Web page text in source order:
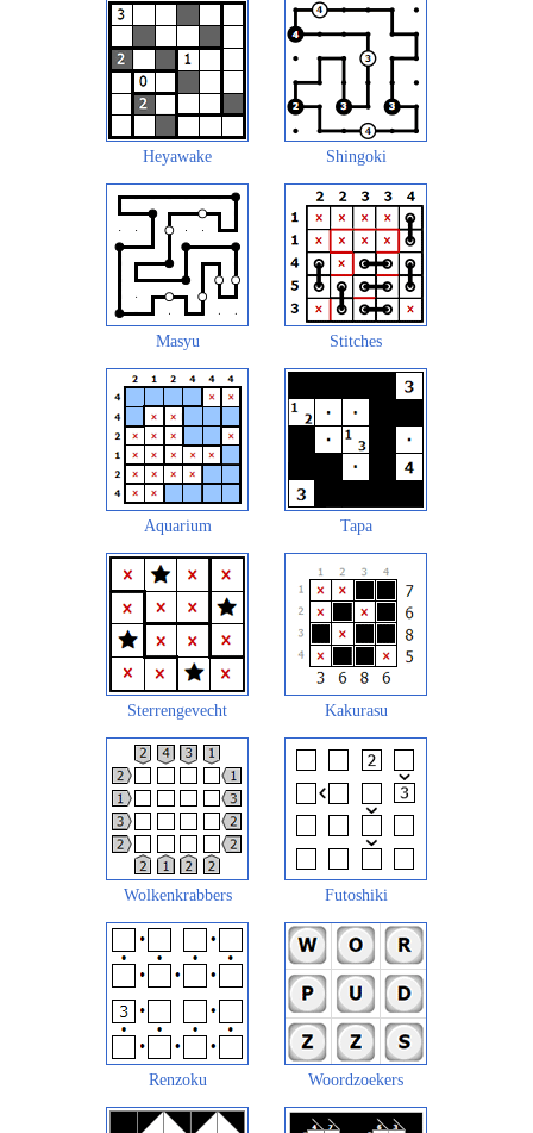
Heyawake Shingoki
Masyu Stitches
Aquarium Tapa
Sterrengevecht Kakurasu
Wolkenkrabbers Futoshiki
Renzoku Woordzoekers